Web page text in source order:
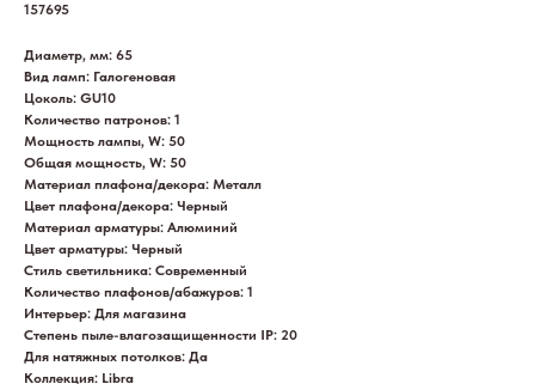
157695
Диаметр, мм: 65
Вид ламп: Галогеновая
Цоколь: GU10
Количество патронов: 1
Мощность лампы, W: 50
Общая мощность, W: 50
Материал плафона/декора: Металл
Цвет плафона/декора: Черный
Материал арматуры: Алюминий
Цвет арматуры: Черный
Стиль светильника: Современный
Количество плафонов/абажуров: 1
Интерьер: Для магазина
Степень пыле-влагозащищенности IP: 20
Для натяжных потолков: Да
Коллекция: Libra